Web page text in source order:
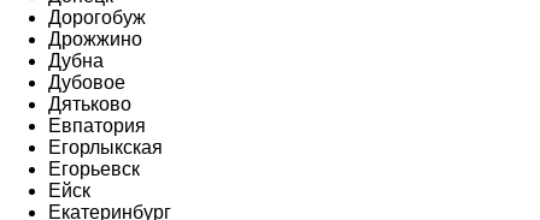
Дорогобуж
Дрожжино
Дубна
Дубовое
Дятьково
Евпатория
Егорлыкская
Егорьевск
Ейск
Екатеринбург